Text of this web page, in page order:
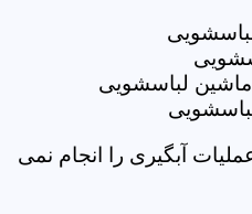
لباسشویی
آبگیری را انجام نمی